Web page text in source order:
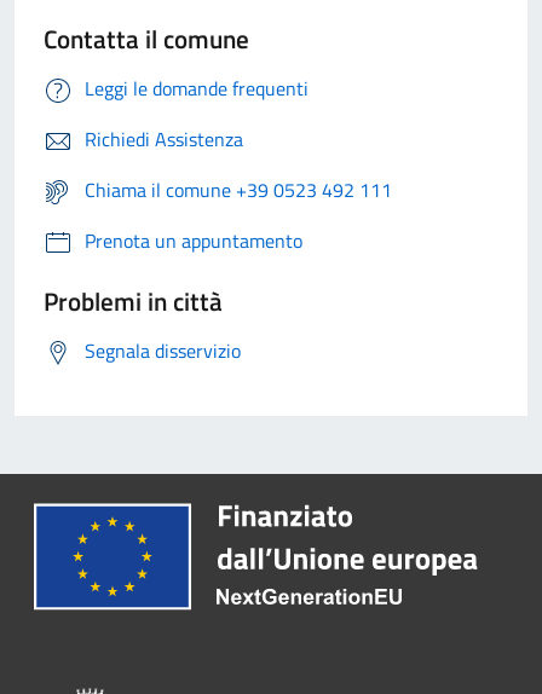
Contatta il comune
Leggi le domande frequenti
Richiedi Assistenza
Chiama il comune +39 0523 492 111
Prenota un appuntamento
Problemi in città
Segnala disservizio